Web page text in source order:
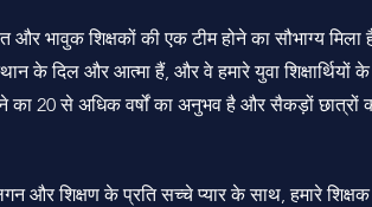
और भावुक शिक्षकों की एक टीम होने का सौभाग्य
के दिल और आत्मा हैं, और वे हमारे युवा
का 20 से अधिक वर्षों का अनुभव है और सैकड़ों छात्रों
और शिक्षण के प्रति सच्चे प्यार के साथ, हमारे